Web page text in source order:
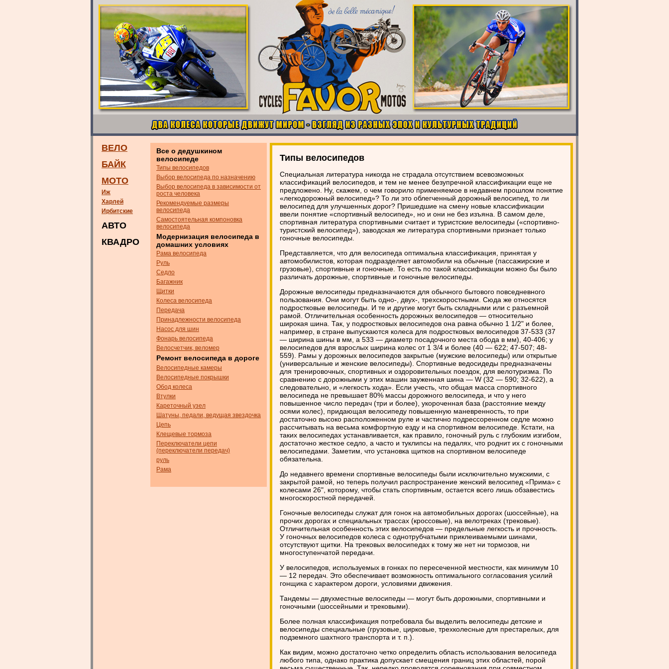
ВЕЛО
БАЙК
МОТО
Иж
Харлей
Ирбитские
АВТО
КВАДРО
Все о дедушкином
велосипеде
Типы велосипедов
Выбор велосипеда по назначению
Выбор велосипеда в зависимости от
роста человека
Рекомендуемые размеры
велосипеда
Самостоятельная компоновка
велосипеда
Модернизация велосипеда в
домашних условиях
Рама велосипеда
Руль
Седло
Багажник
Щитки
Колеса велосипеда
Передача
Принадлежности велосипеда
Насос для шин
Фонарь велосипеда
Велосчетчик, веломер
Ремонт велосипеда в дороге
Велосипедные камеры
Велосипедные покрышки
Обод колеса
Втулки
Кареточный узел
Шатуны, педали, ведущая звездочка
Цепь
Клещевые тормоза
Переключатели цепи
(переключатели передач)
руль
Рама
Типы велосипедов
Специальная литература никогда не страдала отсутствием всевозможных
классификаций велосипедов, и тем не менее безупречной классификации еще не
предложено. Ну, скажем, о чем говорило применяемое в недавнем прошлом понятие
«легкодорожный велосипед»? То ли это облегченный дорожный велосипед, то ли
велосипед для улучшенных дорог? Пришедшие на смену новые классификации
ввели понятие «спортивный велосипед», но и они не без изъяна. В самом деле,
спортивная литература спортивными считает и туристские велосипеды («спортивно-
туристский велосипед»), заводская же литература спортивными признает только
гоночные велосипеды.
Представляется, что для велосипеда оптимальна классификация, принятая у
автомобилистов, которая подразделяет автомобили на обычные (пассажирские и
грузовые), спортивные и гоночные. То есть по такой классификации можно бы было
различать дорожные, спортивные и гоночные велосипеды.
Дорожные велосипеды предназначаются для обычного бытового повседневного
пользования. Они могут быть одно-, двух-, трехскоростными. Сюда же относятся
подростковые велосипеды. И те и другие могут быть складными или с разъемной
рамой. Отличительная особенность дорожных велосипедов — относительно
широкая шина. Так, у подростковых велосипедов она равна обычно 1 1/2" и более,
например, в стране выпускаются колеса для подростковых велосипедов 37-533 (37
— ширина шины в мм, а 533 — диаметр посадочного места обода в мм), 40-406; у
велосипедов для взрослых ширина колес от 1 3/4 и более (40 — 622; 47-507; 48-
559). Рамы у дорожных велосипедов закрытые (мужские велосипеды) или открытые
(универсальные и женские велосипеды). Спортивные ведосидеды предназначены
для тренировочных, спортивных и оздоровительных поездок, для велотуризма. По
сравнению с дорожными у этих машин зауженная шина — W (32 — 590; 32-622), а
следовательно, и «легкость хода». Если учесть, что общая масса спортивного
велосипеда не превышает 80% массы дорожного велосипеда, и что у него
повышенное число передач (три и более), укороченная база (расстояние между
осями колес), придающая велосипеду повышенную маневренность, то при
достаточно высоко расположенном руле и частично подрессоренном седле можно
рассчитывать на весьма комфортную езду и на спортивном велосипеде. Кстати, на
таких велосипедах устанавливается, как правило, гоночный руль с глубоким изгибом,
достаточно жесткое седло, а часто и туклипсы на педалях, что роднит их с гоночными
велосипедами. Заметим, что установка щитков на спортивном велосипеде
обязательна.
До недавнего времени спортивные велосипеды были исключительно мужскими, с
закрытой рамой, но теперь получил распространение женский велосипед «Прима» с
колесами 26", которому, чтобы стать спортивным, остается всего лишь обзавестись
многоскоростной передачей.
Гоночные велосипеды служат для гонок на автомобильных дорогах (шоссейные), на
прочих дорогах и специальных трассах (кроссовые), на велотреках (трековые).
Отличительная особенность этих велосипедов — предельные легкость и прочность.
У гоночных велосипедов колеса с однотрубчатыми приклеиваемыми шинами,
отсутствуют щитки. На трековых велосипедах к тому же нет ни тормозов, ни
многоступенчатой передачи.
У велосипедов, используемых в гонках по пересеченной местности, как минимум 10
— 12 передач. Это обеспечивает возможность оптимального согласования усилий
гонщика с характером дороги, условиями движения.
Тандемы — двухместные велосипеды — могут быть дорожными, спортивными и
гоночными (шоссейными и трековыми).
Более полная классификация потребовала бы выделить велосипеды детские и
велосипеды специальные (грузовые, цирковые, трехколесные для престарелых, для
подземного шахтного транспорта и т. п.).
Как видим, можно достаточно четко определить область использования велосипеда
любого типа, однако практика допускает смещения границ этих областей, порой